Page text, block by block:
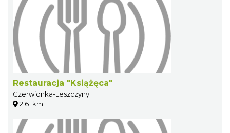
Restauracja "Książęca"
Czerwionka-Leszczyny
2.61 km